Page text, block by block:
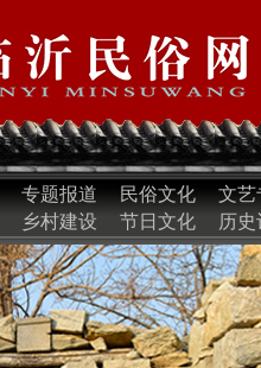
专题报道 民俗文化 文艺
乡村建设 节日文化 历史